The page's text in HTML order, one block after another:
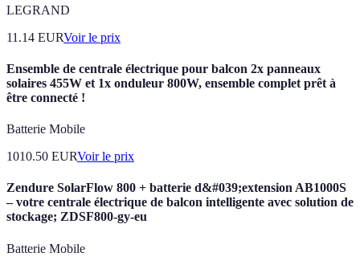
LEGRAND
11.14 EURVoir le prix
Ensemble de centrale électrique pour balcon 2x panneaux
solaires 455W et 1x onduleur 800W, ensemble complet prêt à
être connecté !
Batterie Mobile
1010.50 EURVoir le prix
Zendure SolarFlow 800 + batterie d&#039;extension AB1000S
– votre centrale électrique de balcon intelligente avec solution de
stockage; ZDSF800-gy-eu
Batterie Mobile